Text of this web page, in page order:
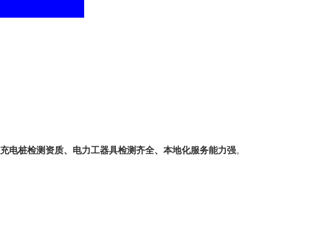
充电桩检测资质、电力工器具检测齐全、本地化服务能力强。